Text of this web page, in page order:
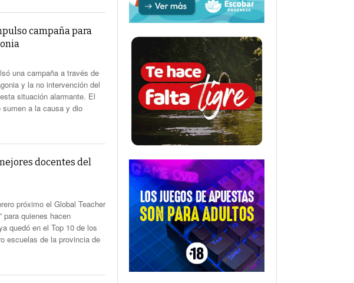
campaña para
una campaña a través de
y la no intervención del
situación alarmante. El
sumen a la causa y dio
docentes del
próximo el Global Teacher
para quienes hacen
quedó en el Top 10 de los
escuelas de la provincia de